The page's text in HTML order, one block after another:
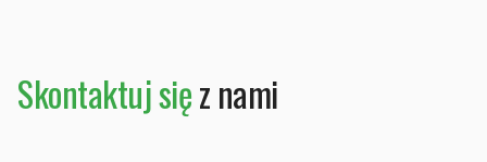
Skontaktuj sięz nami